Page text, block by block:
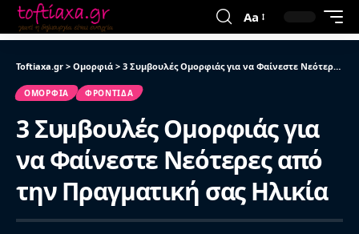
Aa
Toftiaxa.gr > Ομορφιά > 3 Συμβουλές Ομορφιάς για να Φαίνεστε Νεότερες από την Πραγματική σας Ηλικία
ΟΜΟΡΦΙΆ ΦΡΟΝΤΊΔΑ
3 Συμβουλές Ομορφιάς για
να Φαίνεστε Νεότερες από
την Πραγματική σας Ηλικία